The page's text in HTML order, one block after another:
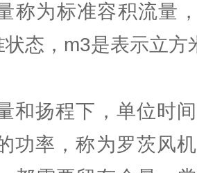
称为标准容积流量
状态，m3是表示立
和扬程下，单位时
功率，称为罗茨风